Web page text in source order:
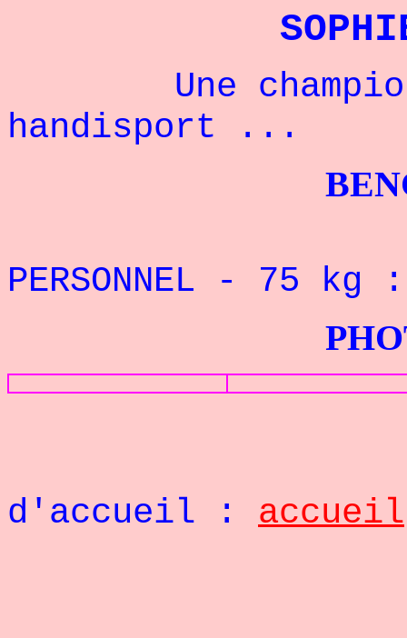
Une
handisport ...
PERSONNEL -
75 kg
PHOTOS
d'accueil : accueil